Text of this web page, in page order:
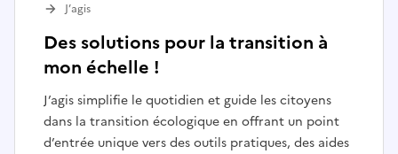
Des solutions pour la transition à
mon échelle !
J’agis simplifie le quotidien et guide les citoyens
dans la transition écologique en offrant un point
d’entrée unique vers des outils pratiques, des aides
J’agis